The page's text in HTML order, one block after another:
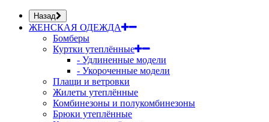
Назад
ЖЕНСКАЯ ОДЕЖДА
Бомберы
Куртки утеплённые
- Удлиненные модели
- Укороченные модели
Плащи и ветровки
Жилеты утеплённые
Комбинезоны и полукомбинезоны
Брюки утеплённые